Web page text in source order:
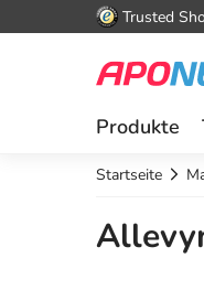
Trusted
Produkte
Startseite